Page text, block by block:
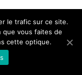
le trafic sur ce site.
que vous faites de
cette optique.